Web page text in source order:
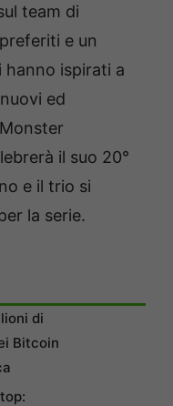
team di
e un
hanno ispirati a
ed
il suo 20°
e il trio si
la serie.
di
Bitcoin